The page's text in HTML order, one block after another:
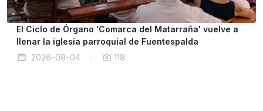
El Ciclo de Órgano 'Comarca del Matarraña' vuelve a
llenar la iglesia parroquial de Fuentespalda
2026-08-04
118